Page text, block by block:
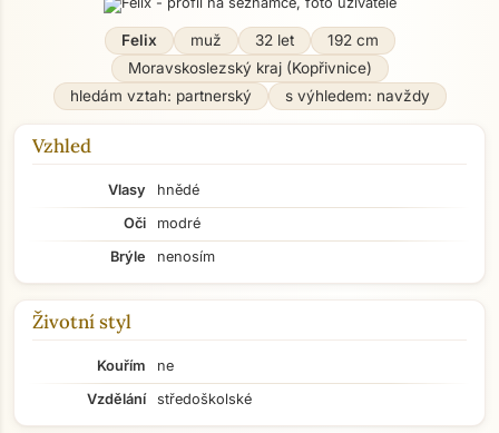
Felix muž 32 let
192 cm
Moravskoslezský kraj (Kopřivnice)
hledám vztah: partnerský
s výhledem: navždy
Vzhled
Vlasy
hnědé
Oči
modré
Brýle
nenosím
Životní styl
Kouřím
ne
Vzdělání
středoškolské